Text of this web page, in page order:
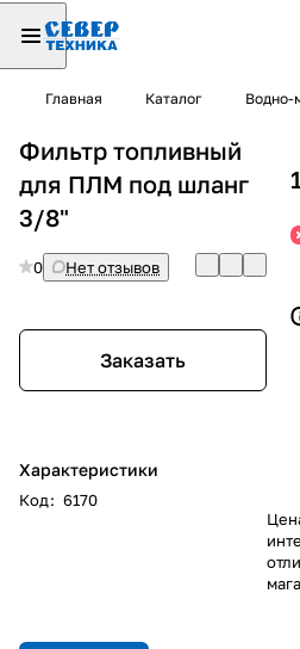
Главная Каталог Водно-
Фильтр топливный
для ПЛМ под шланг
3/8"
0 Нет отзывов
Заказать
Характеристики
Код: 6170